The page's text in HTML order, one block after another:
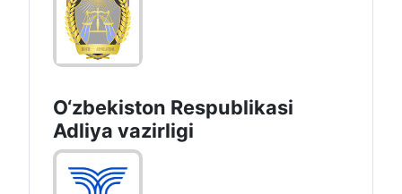
O‘zbekiston Respublikasi
Adliya vazirligi